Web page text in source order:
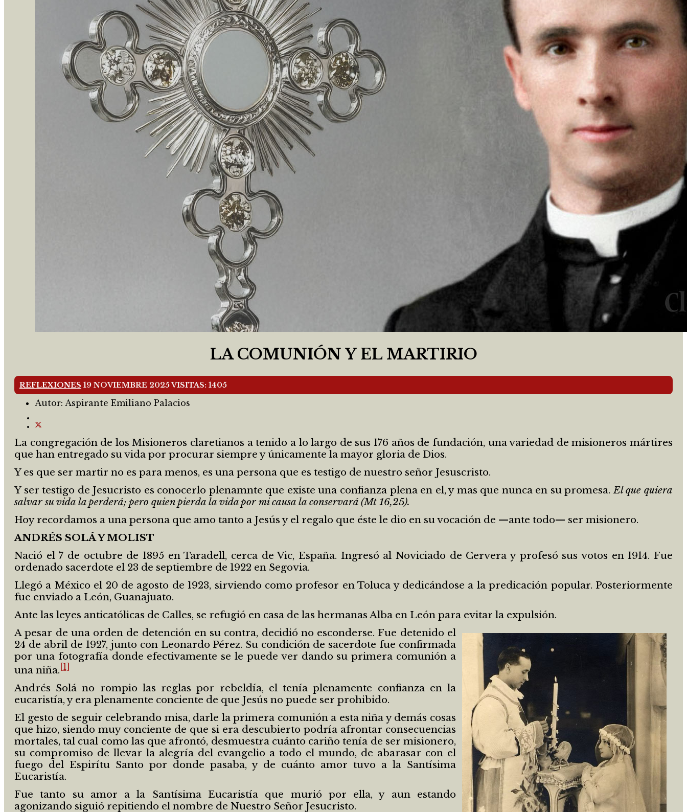
LA COMUNIÓN Y EL MARTIRIO
REFLEXIONES 19 NOVIEMBRE 2025VISITAS: 1405
Autor: Aspirante Emiliano Palacios
La congregación de los Misioneros claretianos a tenido a lo largo de sus 176 años de fundación, una variedad de misioneros mártires
que han entregado su vida por procurar siempre y únicamente la mayor gloria de Dios.
Y es que ser martir no es para menos, es una persona que es testigo de nuestro señor Jesuscristo.
Y ser testigo de Jesucristo es conocerlo plenamnte que existe una confianza plena en el, y mas que nunca en su promesa.El que quiera
salvar su vida la perderá; pero quien pierda la vida por mi causa la conservará (Mt 16,25).
Hoy recordamos a una persona que amo tanto a Jesús y el regalo que éste le dio en su vocación de —ante todo— ser misionero.
ANDRÉS SOLÁ Y MOLIST
Nació el 7 de octubre de 1895 en Taradell, cerca de Vic, España. Ingresó al Noviciado de Cervera y profesó sus votos en 1914. Fue
ordenado sacerdote el 23 de septiembre de 1922 en Segovia.
Llegó a México el 20 de agosto de 1923, sirviendo como profesor en Toluca y dedicándose a la predicación popular. Posteriormente
fue enviado a León, Guanajuato.
Ante las leyes anticatólicas de Calles, se refugió en casa de las hermanas Alba en León para evitar la expulsión.
A pesar de una orden de detención en su contra, decidió no esconderse. Fue detenido el
24 de abril de 1927, junto con Leonardo Pérez. Su condición de sacerdote fue confirmada
por una fotografía donde efectivamente se le puede ver dando su primera comunión a
una niña. [1]
Andrés Solá no rompio las reglas por rebeldía, el tenía plenamente confianza en la
eucaristía, y era plenamente conciente de que Jesús no puede ser prohibido.
El gesto de seguir celebrando misa, darle la primera comunión a esta niña y demás cosas
que hizo, siendo muy conciente de que si era descubierto podría afrontar consecuencias
mortales, tal cual como las que afrontó, desmuestra cuánto cariño tenía de ser misionero,
su compromiso de llevar la alegría del evangelio a todo el mundo, de abarasar con el
fuego del Espirítu Santo por donde pasaba, y de cuánto amor tuvo a la Santísima
Eucaristía.
Fue tanto su amor a la Santísima Eucaristía que murió por ella, y aun estando
agonizando siguió repitiendo el nombre de Nuestro Señor Jesucristo.